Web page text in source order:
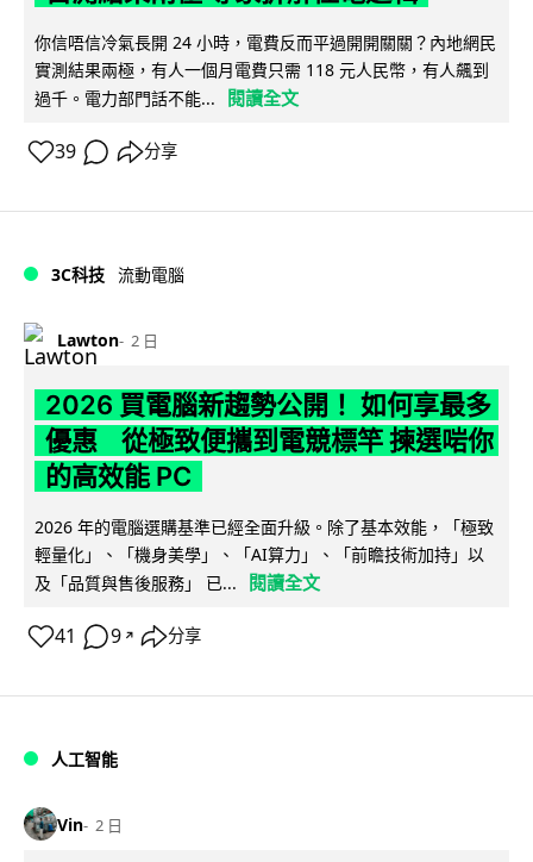
你信唔信冷氣長開 24 小時，電費反而平過開開關關？內地網民
實測結果兩極，有人一個月電費只需 118 元人民幣，有人飆到
過千。電力部門話不能...
閱讀全文
39 分享
3C科技 流動電腦
Lawton 2 日
2026 買電腦新趨勢公開！ 如何享最多
優惠 從極致便攜到電競標竿 揀選啱你
的高效能 PC
2026 年的電腦選購基準已經全面升級。除了基本效能，「極致
輕量化」、「機身美學」、「AI算力」、「前瞻技術加持」以
及「品質與售後服務」 已...
閱讀全文
41 9 ↗ 分享
人工智能
Vin 2 日